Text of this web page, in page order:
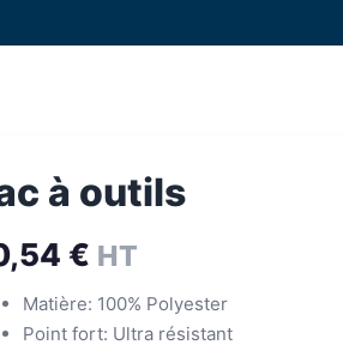
à outils
€ HT
Matière: 100% Polyester
Point fort: Ultra résistant